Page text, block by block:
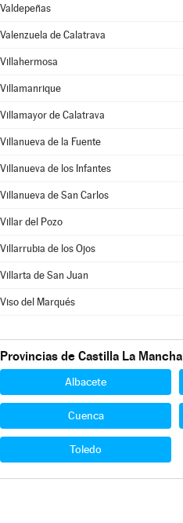
Valdepeñas
Valenzuela de Calatrava
Villahermosa
Villamanrique
Villamayor de Calatrava
Villanueva de la Fuente
Villanueva de los Infantes
Villanueva de San Carlos
Villar del Pozo
Villarrubia de los Ojos
Villarta de San Juan
Viso del Marqués
Provincias de Castilla La Mancha
Albacete
Cuenca
Toledo